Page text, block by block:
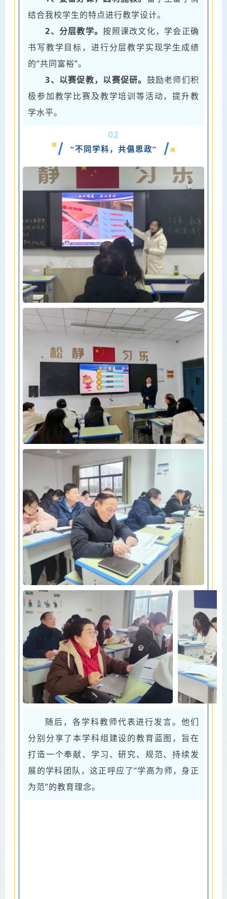
结合我校学生的特点进行教学设计。
2、分层教学。按照课改文化，学会正确
书写教学目标，进行分层教学实现学生成绩
的“共同富裕”。
3、以赛促教，以赛促研。 鼓励老师们积
极参加教学比赛及教学培训等活动，提升教
学水平。
02
“不同学科，共倡思政”
随后，各学科教师代表进行发言。他们
分别分享了本学科组建设的教育蓝图，旨在
打造一个奉献、学习、研究、规范、持续发
展的学科团队，这正呼应了“学高为师，身正
为范”的教育理念。